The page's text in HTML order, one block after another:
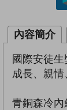
內容簡介
國際安徒
成長、親
青銅森冷內